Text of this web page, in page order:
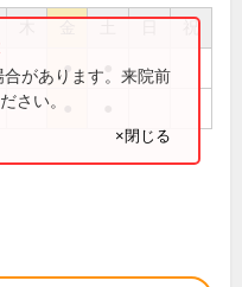
祝
●
があります。来院前
さい。
×閉じる